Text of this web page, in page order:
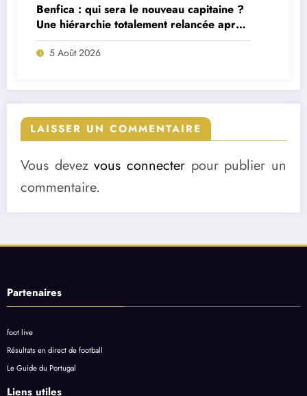
Benfica : qui sera le nouveau capitaine ?
Une hiérarchie totalement relancée après
deux départs majeurs
5 Août 2026
LAISSER UN COMMENTAIRE
Vous devezvous connecter pour publier un
commentaire.
Partenaires
foot live
Résultats en direct de football
Le Guide du Portugal
Liens utiles